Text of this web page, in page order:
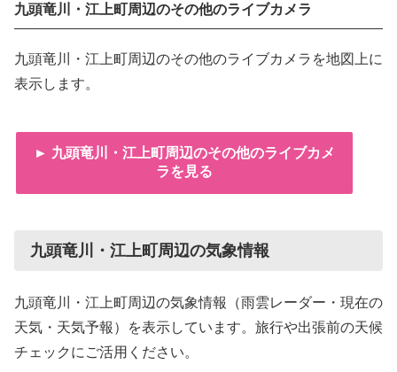
九頭竜川・江上町周辺のその他のライブカメラ
九頭竜川・江上町周辺のその他のライブカメラを地図上に
表示します。
► 九頭竜川・江上町周辺のその他のライブカメ
ラを見る
九頭竜川・江上町周辺の気象情報
九頭竜川・江上町周辺の気象情報（雨雲レーダー・現在の
天気・天気予報）を表示しています。旅行や出張前の天候
チェックにご活用ください。